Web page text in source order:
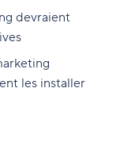
devraient
les installer